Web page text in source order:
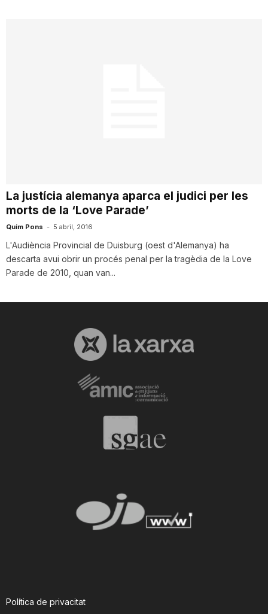
La justícia alemanya aparca el judici per les
morts de la ‘Love Parade’
Quim Pons - 5 abril, 2016
L'Audiència Provincial de Duisburg (oest d'Alemanya) ha
descarta avui obrir un procés penal per la tragèdia de la Love
Parade de 2010, quan van...
Política de privacitat